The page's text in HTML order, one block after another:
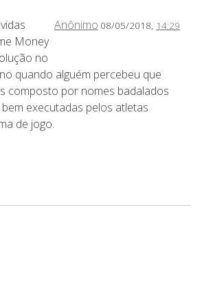
Anônimo 08/05/2018, 14:29
Money
no
quando alguém percebeu que
composto por nomes badalados
executadas pelos atletas
de jogo.